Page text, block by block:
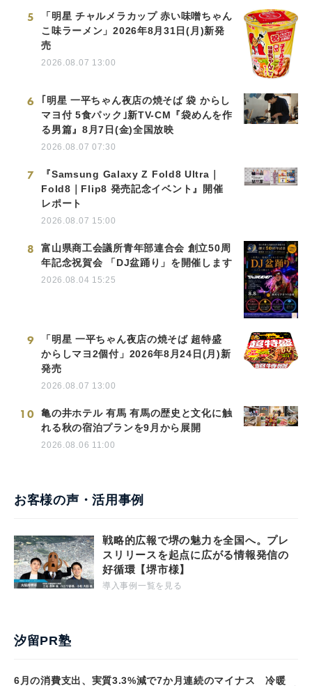
5
「明星 チャルメラカップ 赤い味噌ちゃん
こ味ラーメン」2026年8月31日(月)新発
売
2026.08.07 13:00
6
｢明星 一平ちゃん夜店の焼そば 袋 からし
マヨ付 5食パック｣新TV-CM『袋めんを作
る男篇』8月7日(金)全国放映
2026.08.07 07:30
7
『Samsung Galaxy Z Fold8 Ultra｜
Fold8｜Flip8 発売記念イベント』開催
レポート
2026.08.07 15:00
8
富山県商工会議所青年部連合会 創立50周
年記念祝賀会 「DJ盆踊り」を開催します
2026.08.04 15:25
9
「明星 一平ちゃん夜店の焼そば 超特盛
からしマヨ2個付」2026年8月24日(月)新
発売
2026.08.07 13:00
10
亀の井ホテル 有馬 有馬の歴史と文化に触
れる秋の宿泊プランを9月から展開
2026.08.06 11:00
お客様の声・活用事例
戦略的広報で堺の魅力を全国へ。プレ
スリリースを起点に広がる情報発信の
好循環【堺市様】
導入事例一覧を見る
汐留PR塾
6月の消費支出、実質3.3%減で7か月連続のマイナス 冷暖